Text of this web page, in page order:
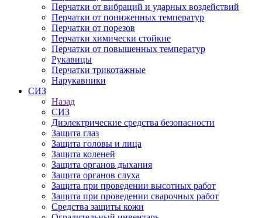
Перчатки от вибраций и ударных воздействий
Перчатки от пониженных температур
Перчатки от порезов
Перчатки химически стойкие
Перчатки от повышенных температур
Рукавицы
Перчатки трикотажные
Нарукавники
СИЗ
Назад
СИЗ
Диэлектрические средства безопасности
Защита глаз
Защита головы и лица
Защита коленей
Защита органов дыхания
Защита органов слуха
Защита при проведении высотных работ
Защита при проведении сварочных работ
Средства защиты кожи